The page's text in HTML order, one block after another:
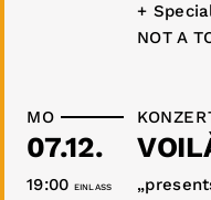
+
NOT A
MO
07.12.
EINLASS
19:00